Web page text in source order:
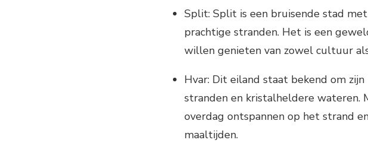
Split: Split is een bruisende stad
prachtige stranden. Het is een
willen genieten van zowel cultuur
Hvar: Dit eiland staat bekend om
stranden en kristalheldere wateren.
overdag ontspannen op het strand
maaltijden.